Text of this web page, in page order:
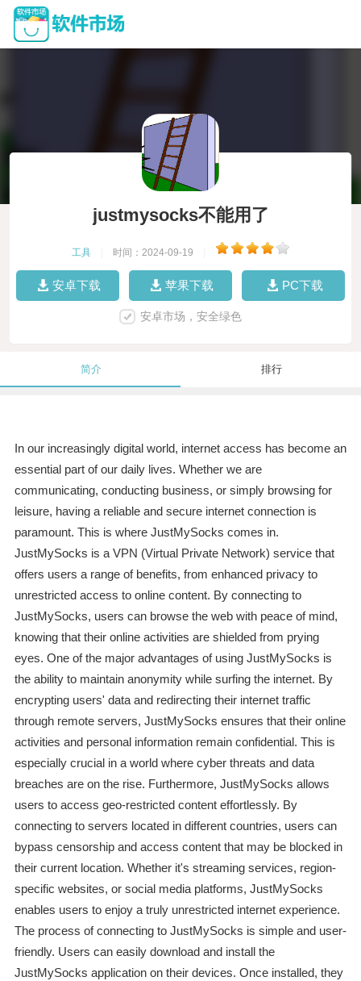
justmysocks不能用了
工具 时间：2024-09-19
安卓下载 苹果下载 PC下载
安卓市场，安全绿色
简介 排行
In our increasingly digital world, internet access has become an
essential part of our daily lives. Whether we are
communicating, conducting business, or simply browsing for
leisure, having a reliable and secure internet connection is
paramount. This is where JustMySocks comes in.
JustMySocks is a VPN (Virtual Private Network) service that
offers users a range of benefits, from enhanced privacy to
unrestricted access to online content. By connecting to
JustMySocks, users can browse the web with peace of mind,
knowing that their online activities are shielded from prying
eyes. One of the major advantages of using JustMySocks is
the ability to maintain anonymity while surfing the internet. By
encrypting users' data and redirecting their internet traffic
through remote servers, JustMySocks ensures that their online
activities and personal information remain confidential. This is
especially crucial in a world where cyber threats and data
breaches are on the rise. Furthermore, JustMySocks allows
users to access geo-restricted content effortlessly. By
connecting to servers located in different countries, users can
bypass censorship and access content that may be blocked in
their current location. Whether it's streaming services, region-
specific websites, or social media platforms, JustMySocks
enables users to enjoy a truly unrestricted internet experience.
The process of connecting to JustMySocks is simple and user-
friendly. Users can easily download and install the
JustMySocks application on their devices. Once installed, they